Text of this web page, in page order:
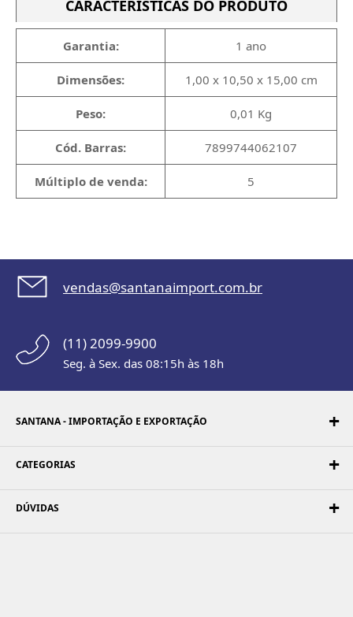
CARACTERÍSTICAS DO PRODUTO
Garantia: 1 ano
Dimensões: 1,00 x 10,50 x 15,00 cm
Peso: 0,01 Kg
Cód. Barras: 7899744062107
Múltiplo de venda: 5
vendas@santanaimport.com.br
(11) 2099-9900
Seg. à Sex. das 08:15h às 18h
SANTANA - IMPORTAÇÃO E EXPORTAÇÃO
CATEGORIAS
DÚVIDAS